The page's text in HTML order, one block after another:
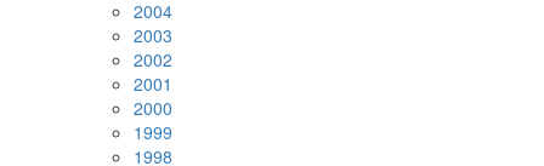
2004
2003
2002
2001
2000
1999
1998